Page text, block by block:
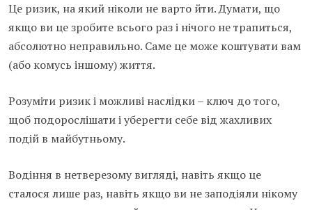
Це ризик, на який ніколи не варто йти. Думати, що
якщо ви це зробите всього раз і нічого не трапиться,
абсолютно неправильно. Саме це може коштувати вам
(або комусь іншому) життя.
Розуміти ризик і можливі наслідки – ключ до того,
щоб подорослішати і уберегти себе від жахливих
подій в майбутньому.
Водіння в нетверезому вигляді, навіть якщо це
сталося лише раз, навіть якщо ви не заподіяли нікому